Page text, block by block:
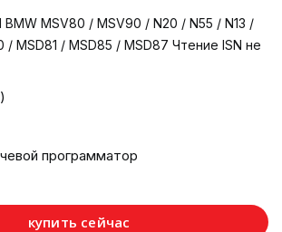
MSV80 / MSV90 / N20 / N55 / N13 /
/ MSD81 / MSD85 / MSD87 Чтение ISN не
программатор
купить сейчас